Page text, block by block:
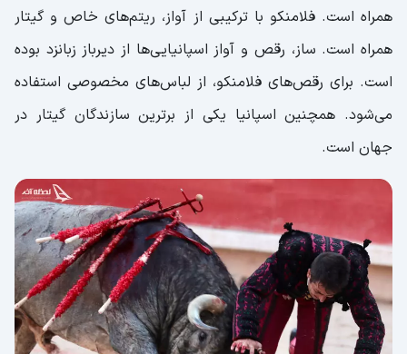
همراه است. فلامنکو با ترکیبی از آواز، ریتم‌های خاص و گیتار
همراه است. ساز، رقص و آواز اسپانیایی‌ها از دیرباز زبانزد بوده
است. برای رقص‌های فلامنکو، از لباس‌های مخصوصی استفاده
می‌شود. همچنین اسپانیا یکی از برترین سازندگان گیتار در
جهان است.